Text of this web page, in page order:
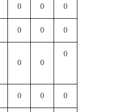
0 0 0
0 0 0
0 0
0
0 0 0